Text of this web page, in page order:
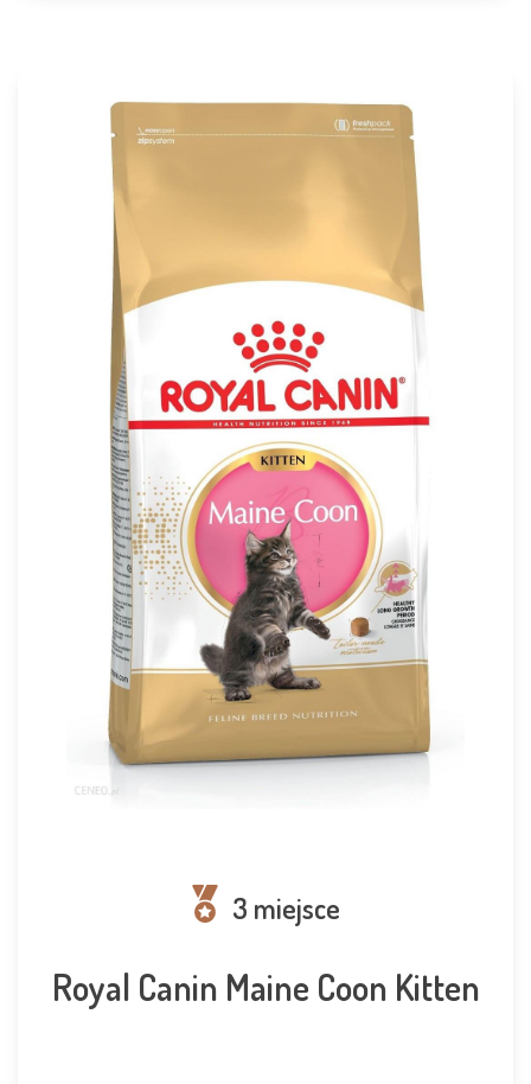
3 miejsce
Royal Canin Maine Coon Kitten